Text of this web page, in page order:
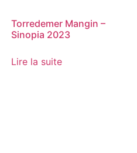
Torredemer Mangin –
Sinopia 2023
Lire la suite